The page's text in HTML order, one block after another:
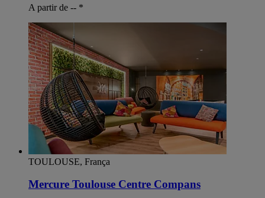
A partir de -- *
TOULOUSE, França
Mercure Toulouse Centre Compans